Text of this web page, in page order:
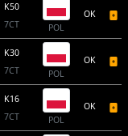
K50
7CT
POL
OK
K30
7CT
POL
OK
K16
7CT
POL
OK